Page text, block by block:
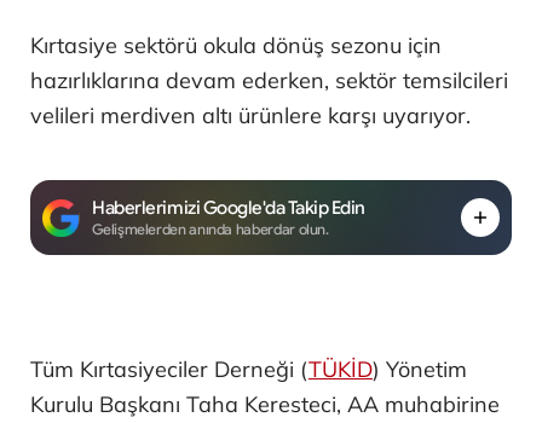
Kırtasiye sektörü okula dönüş sezonu için
hazırlıklarına devam ederken, sektör temsilcileri
velileri merdiven altı ürünlere karşı uyarıyor.
Haberlerimizi Google'da Takip Edin
Gelişmelerden anında haberdar olun.
Tüm Kırtasiyeciler Derneği (TÜKİD) Yönetim
Kurulu Başkanı Taha Keresteci, AA muhabirine